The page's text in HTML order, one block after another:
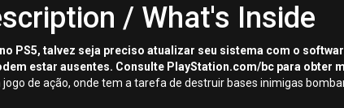
/ What's Inside
PS5, talvez seja preciso atualizar seu sistema com o
estar ausentes. Consulte PlayStation.com/bc para obter
de ação, onde tem a tarefa de destruir bases inimigas